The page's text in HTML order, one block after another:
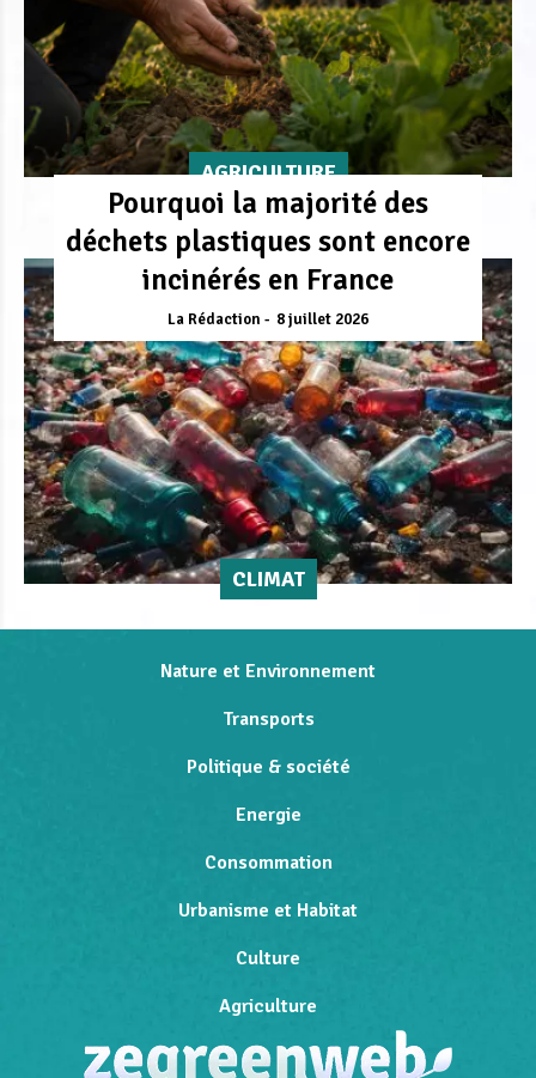
AGRICULTURE
Pourquoi la majorité des
déchets plastiques sont encore
incinérés en France
La Rédaction 8 juillet 2026
CLIMAT
Nature et Environnement
Transports
Politique & société
Energie
Consommation
Urbanisme et Habitat
Culture
Agriculture